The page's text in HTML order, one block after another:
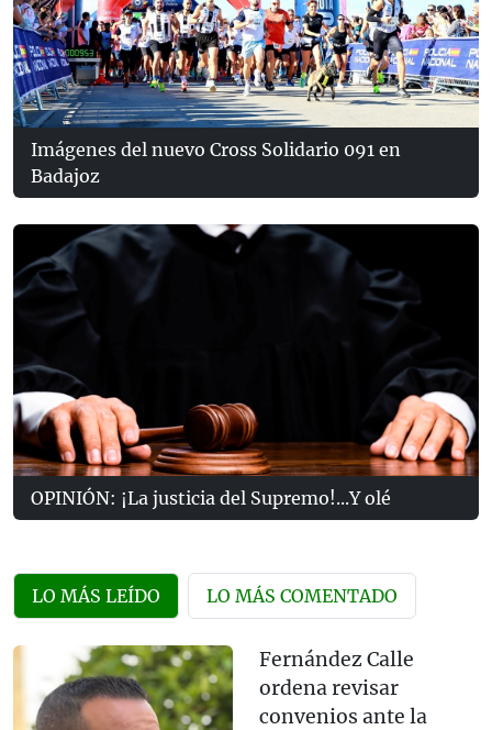
Imágenes del nuevo Cross Solidario 091 en
Badajoz
OPINIÓN: ¡La justicia del Supremo!...Y olé
LO MÁS LEÍDO LO MÁS COMENTADO
Fernández Calle
ordena revisar
convenios ante la